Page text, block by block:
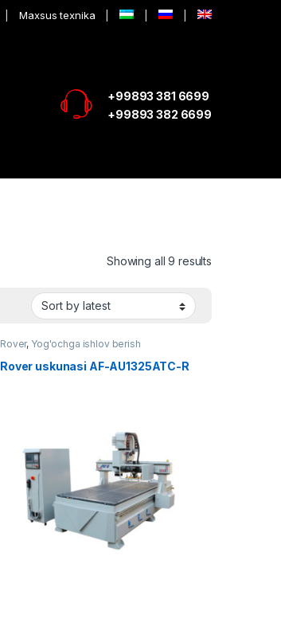
Maxsus texnika
+99893 381 6699
+99893 382 6699
Showing all 9 results
Rover, Yog'ochga ishlov berish
Rover uskunasi AF-AU1325ATC-R